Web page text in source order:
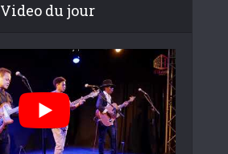
Video du jour